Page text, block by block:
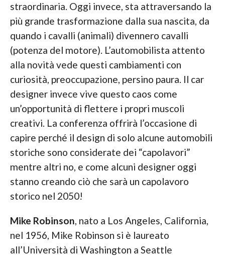
straordinaria. Oggi invece, sta attraversando la
più grande trasformazione dalla sua nascita, da
quando i cavalli (animali) divennero cavalli
(potenza del motore). L’automobilista attento
alla novità vede questi cambiamenti con
curiosità, preoccupazione, persino paura. Il car
designer invece vive questo caos come
un’opportunità di flettere i propri muscoli
creativi. La conferenza offrirà l’occasione di
capire perché il design di solo alcune automobili
storiche sono considerate dei “capolavori”
mentre altri no, e come alcuni designer oggi
stanno creando ciò che sarà un capolavoro
storico nel 2050!
Mike Robinson, nato a Los Angeles, California,
nel 1956, Mike Robinson si è laureato
all’Università di Washington a Seattle